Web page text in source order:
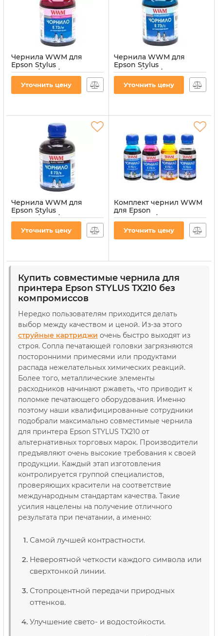
Чернила WWM для
Epson Stylus
CX3700/TX119/TX419 200г
водорастворимые
(E73/M)
Уточнить цену
Чернила WWM для
Epson Stylus
CX3700/TX119/TX419 200г
Cyan водорастворимые
(E73/C)
Уточнить цену
Чернила WWM для
Epson Stylus
CX3700/TX119/TX419 200г
Black водорастворимые
(E73/B)
Уточнить цену
Комплект чернил WWM
для Epson
TX119/TX209/TX419 4х100г
водорастворимые
(E73SET-2)
Уточнить цену
Купить совместимые чернила для
принтера Epson STYLUS TX210 без
компромиссов
Нередко пользователям приходится делать
выбор между качеством и ценой. Из-за этого
струйные картриджи очень быстро выходят из
строя. Сопла печатающей головки загрязняются
посторонними примесями или продуктами
распада нежелательных химических реакций.
Более того, металлические элементы
расходников начинают ржаветь, что приводит к
поломке печатающего оборудования. Именно
поэтому наши квалифицированные сотрудники
подобрали максимально совместимые чернила
для принтера Epson STYLUS TX210 от
альтернативных торговых марок. Производители
предъявляют очень высокие требования к своей
продукции. Каждый этап изготовления
контролируется группой специалистов,
проверяющих красители на соответствие
международным стандартам качества. Такие
усилия нацелены на получение отличного
результата при печатании, а именно:
Самой лучшей контрастности.
Невероятной четкости каждого символа или
сверхтонкой линии.
Стопроцентной передачи природных
оттенков.
Улучшение свето- и водостойкости.